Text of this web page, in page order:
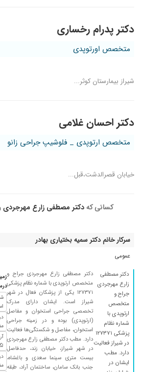
دکتر پدرام رخساری
متخصص اورتوپدی
شیراز بیمارستان کوثر...
دکتر احسان غلامی
متخصص ارتوپدی _ فلوشیپ جراحی زانو
خیابان قصرالدشت،قبل...
کسانی کهدکتر مصطفی زارع مهرجردی
سرکار خانم دکتر سمیه بختیاری بهادر
عمومی
دکتر مصطفی
زارع مهرجردی
جراح و
متخصص
ارتوپدی با
شماره نظام
پزشکی ۱۲۷۳۷۱
در شیراز فعالیت
دارد. مطب
ایشان در
دکتر مصطفی زارع مهرجردی جراح و
متخصص ارتوپدی با شماره نظام پزشکی
۱۲۷۳۷۱ یکی از پزشکان فعال در شهر
شیراز است. ایشان دارای مدرک
تخصصی جراحی استخوان و مفاصل
(ارتوپدی) بوده و در زمینه جراحی
استخوان، مفاصل و شکستگی‌ها فعالیت
دارد. مطب دکتر مصطفی زارع مهرجردی
در شهر شیراز، خیابان زند، حدفاصل
بیست متری سینما سعدی و باغشاه،
جنب بانک سامان، ساختمان آراد، طبقه